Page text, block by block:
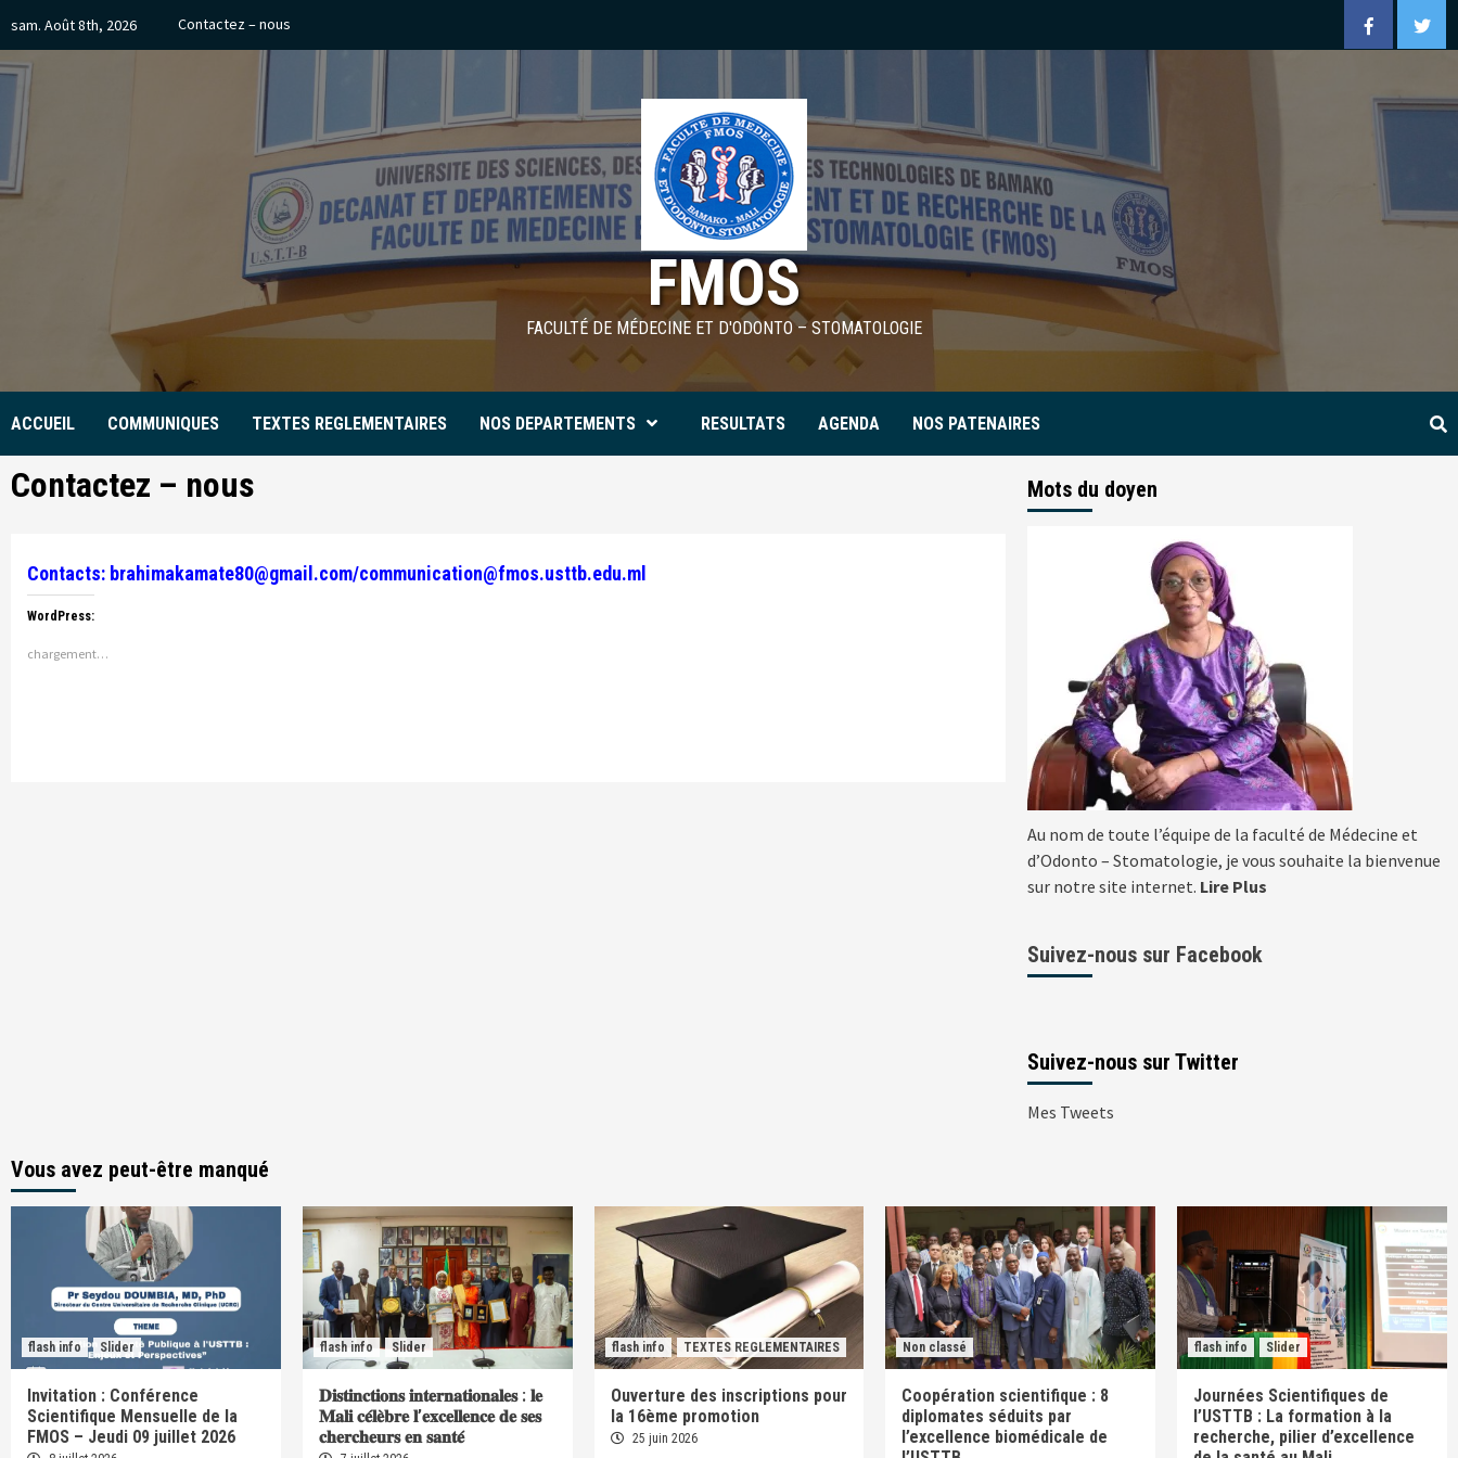
content
sam. Août 8th, 2026 Contactez – nous Facebook
FMOS
FACULTÉ DE MÉDECINE ET D'ODONTO – STOMATOLOGIE
ACCUEIL COMMUNIQUES TEXTES REGLEMENTAIRES NOS DEPARTEMENTS RESULTATS AGENDA NOS PATENAIRES
Contactez – nous
Contacts: brahimakamate80@gmail.com/communication@fmos.usttb.edu.ml
WordPress:
chargement…
Mots du doyen
Au nom de toute l’équipe de la faculté de Médecine et
d’Odonto – Stomatologie, je vous souhaite la bienvenue
sur notre site internet. Lire Plus
Suivez-nous sur Facebook
Suivez-nous sur Twitter
Mes Tweets
Vous avez peut-être manqué
flash info Slider
Invitation : Conférence
Scientifique Mensuelle de la
FMOS – Jeudi 09 juillet 2026
flash info Slider
𝐃𝐢𝐬𝐭𝐢𝐧𝐜𝐭𝐢𝐨𝐧𝐬 𝐢𝐧𝐭𝐞𝐫𝐧𝐚𝐭𝐢𝐨𝐧𝐚𝐥𝐞𝐬 : 𝐥𝐞
𝐌𝐚𝐥𝐢 𝐜𝐞́𝐥𝐞̀𝐛𝐫𝐞 𝐥’𝐞𝐱𝐜𝐞𝐥𝐥𝐞𝐧𝐜𝐞 𝐝𝐞 𝐬𝐞𝐬
𝐜𝐡𝐞𝐫𝐜𝐡𝐞𝐮𝐫𝐬 𝐞𝐧 𝐬𝐚𝐧𝐭𝐞́
flash info TEXTES REGLEMENTAIRES
Ouverture des inscriptions pour
la 16ème promotion
25 juin 2026
Non classé
Coopération scientifique : 8
diplomates séduits par
l’excellence biomédicale de
flash info Slider
Journées Scientifiques de
l’USTTB : La formation à la
recherche, pilier d’excellence